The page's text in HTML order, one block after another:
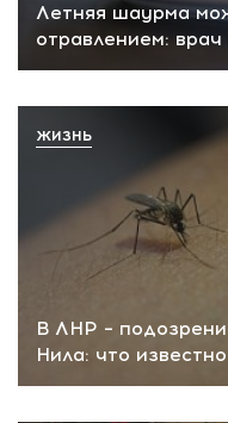
Летняя шаурма
отравлением:
В ЛНР –
Нила: что
ЖИЗНЬ